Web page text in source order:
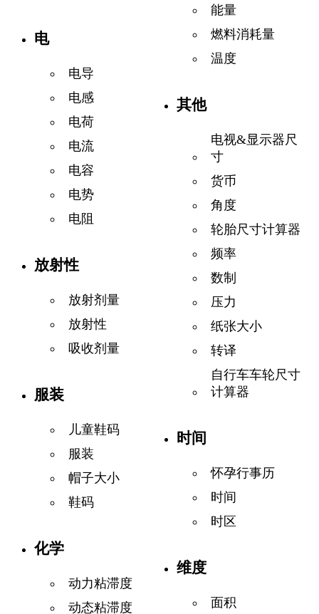
电
电导
电感
电荷
电流
电容
电势
电阻
放射性
放射剂量
放射性
吸收剂量
服装
儿童鞋码
服装
帽子大小
鞋码
化学
动力粘滞度
动态粘滞度
能量
燃料消耗量
温度
其他
电视&显示器尺
寸
货币
角度
轮胎尺寸计算器
频率
数制
压力
纸张大小
转译
自行车车轮尺寸
计算器
时间
怀孕行事历
时间
时区
维度
面积